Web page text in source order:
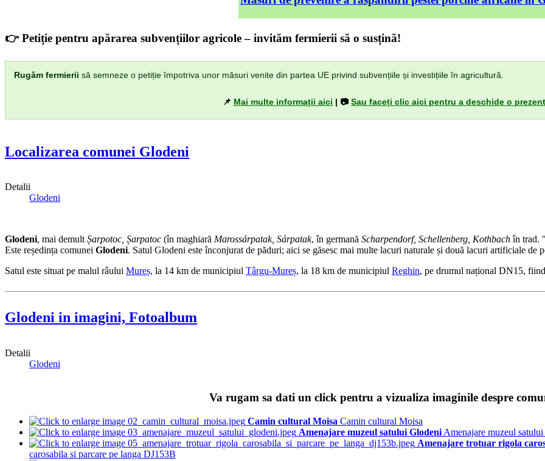
👉 Petiție pentru apărarea subvențiilor agricole – invităm fermierii să o susțină!
Rugăm fermierii să semneze o petiție împotriva unor măsuri venite din partea UE privind subvențiile și investițiile în agricultură.
📌 Mai multe informații aici | 📷Sau faceți clic aici pentru a deschide o
Localizarea comunei Glodeni
Detalii
Glodeni
Glodeni, mai demultȘarpotoc, Șarpatoc (în maghiară Marossárpatak, Sárpatak, în germană Scharpendorf, Schellenberg, Kothbachîn trad.
Este reședința comunei Glodeni. Satul Glodeni este înconjurat de păduri; aici se găsesc mai multe lacuri naturale și două lacuri artificiale de
Satul este situat pe malul râului Mureș, la 14 km de municipiul Târgu-Mureș, la 18 km de municipiul Reghin, pe drumul național DN15,
Glodeni in imagini, Fotoalbum
Detalii
Glodeni
Va rugam sa dati un click pentru a vizualiza imaginile despre
Camin cultural Moisa Camin cultural Moisa
Amenajare muzeul satului Glodeni Amenajare muzeul
Amenajare trotuar rigola
carosabila si parcare pe langa DJ153B